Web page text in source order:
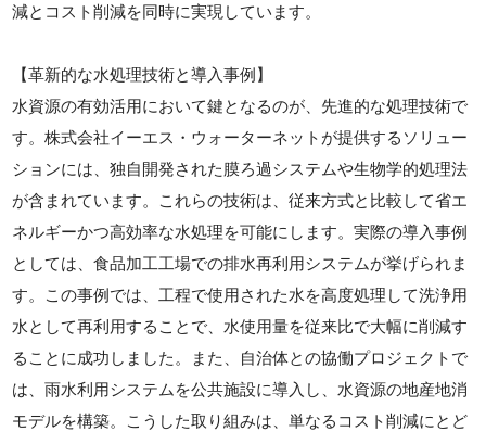
減とコスト削減を同時に実現しています。
【革新的な水処理技術と導入事例】
水資源の有効活用において鍵となるのが、先進的な処理技術で
す。株式会社イーエス・ウォーターネットが提供するソリュー
ションには、独自開発された膜ろ過システムや生物学的処理法
が含まれています。これらの技術は、従来方式と比較して省エ
ネルギーかつ高効率な水処理を可能にします。実際の導入事例
としては、食品加工工場での排水再利用システムが挙げられま
す。この事例では、工程で使用された水を高度処理して洗浄用
水として再利用することで、水使用量を従来比で大幅に削減す
ることに成功しました。また、自治体との協働プロジェクトで
は、雨水利用システムを公共施設に導入し、水資源の地産地消
モデルを構築。こうした取り組みは、単なるコスト削減にとど